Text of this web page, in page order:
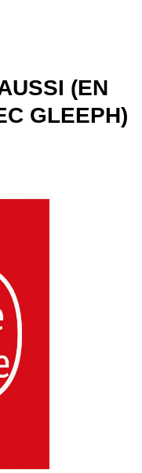
(EN
GLEEPH)